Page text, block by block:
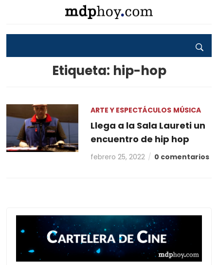
Etiqueta: hip-hop
ARTE Y ESPECTÁCULOS MÚSICA
Llega a la Sala Laureti un
encuentro de hip hop
febrero 25, 2022 0 comentarios